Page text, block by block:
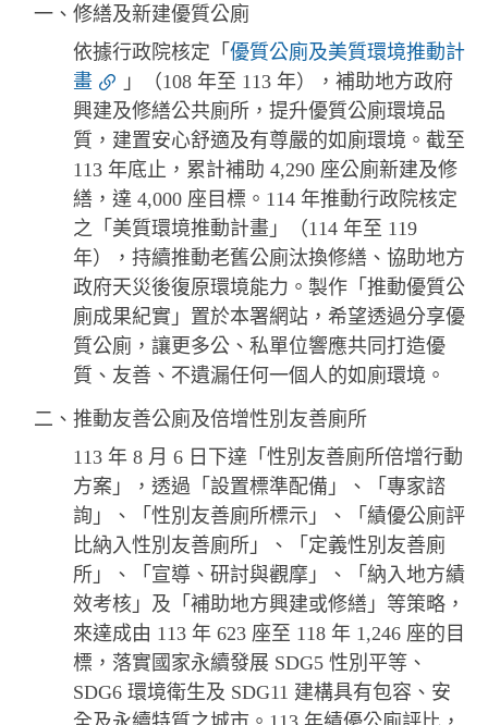
一、修繕及新建優質公廁
依據行政院核定「 優質公廁及美質環境推動計
畫
」（108 年至 113 年），補助地方政府
興建及修繕公共廁所，提升優質公廁環境品
質，建置安心舒適及有尊嚴的如廁環境。截至
113 年底止，累計補助 4,290 座公廁新建及修
繕，達 4,000 座目標。114 年推動行政院核定
之「美質環境推動計畫」（114 年至 119
年），持續推動老舊公廁汰換修繕、協助地方
政府天災後復原環境能力。製作「推動優質公
廁成果紀實」置於本署網站，希望透過分享優
質公廁，讓更多公、私單位響應共同打造優
質、友善、不遺漏任何一個人的如廁環境。
二、推動友善公廁及倍增性別友善廁所
113 年 8 月 6 日下達「性別友善廁所倍增行動
方案」，透過「設置標準配備」、「專家諮
詢」、「性別友善廁所標示」、「績優公廁評
比納入性別友善廁所」、「定義性別友善廁
所」、「宣導、研討與觀摩」、「納入地方績
效考核」及「補助地方興建或修繕」等策略，
來達成由 113 年 623 座至 118 年 1,246 座的目
標，落實國家永續發展 SDG5 性別平等、
SDG6 環境衛生及 SDG11 建構具有包容、安